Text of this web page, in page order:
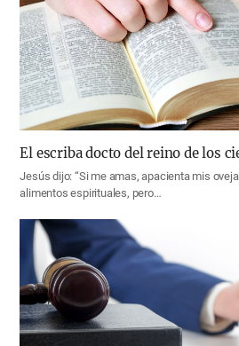
El escriba docto del reino de los
Jesús dijo: “Si me amas, apacienta mis
alimentos espirituales, pero…